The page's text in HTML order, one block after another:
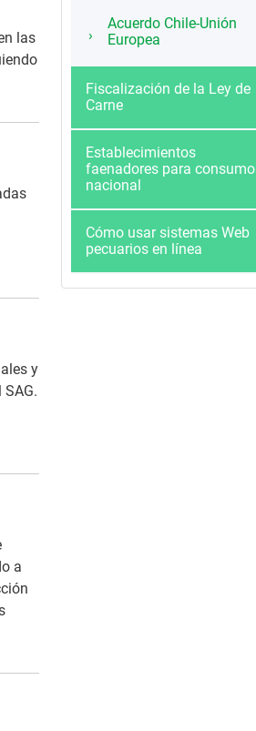
las
y
a
Acuerdo Chile-Unión
Europea
Fiscalización de la Ley de
Carne
Establecimientos
faenadores para consumo
nacional
Cómo usar sistemas Web
pecuarios en línea